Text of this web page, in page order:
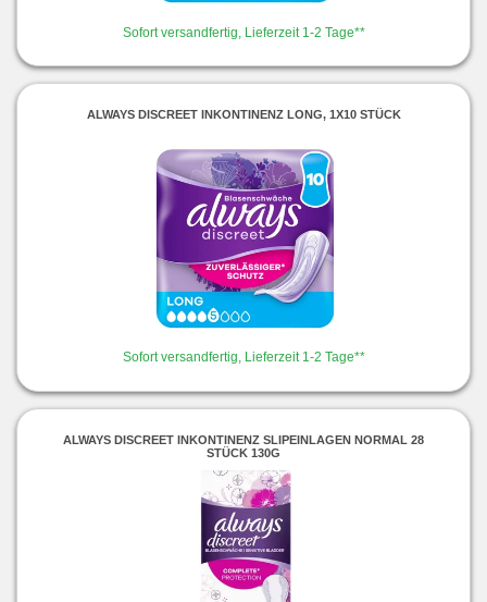
Sofort versandfertig, Lieferzeit 1-2 Tage**
ALWAYS DISCREET INKONTINENZ LONG, 1X10 STÜCK
Sofort versandfertig, Lieferzeit 1-2 Tage**
ALWAYS DISCREET INKONTINENZ SLIPEINLAGEN NORMAL 28
STÜCK 130G